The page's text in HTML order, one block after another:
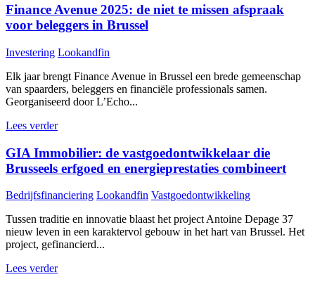
Finance Avenue 2025: de niet te missen afspraak
voor beleggers in Brussel
Investering Lookandfin
Elk jaar brengt Finance Avenue in Brussel een brede gemeenschap
van spaarders, beleggers en financiële professionals samen.
Georganiseerd door L’Echo...
Lees verder
GIA Immobilier: de vastgoedontwikkelaar die
Brusseels erfgoed en energieprestaties combineert
Bedrijfsfinanciering Lookandfin Vastgoedontwikkeling
Tussen traditie en innovatie blaast het project Antoine Depage 37
nieuw leven in een karaktervol gebouw in het hart van Brussel. Het
project, gefinancierd...
Lees verder